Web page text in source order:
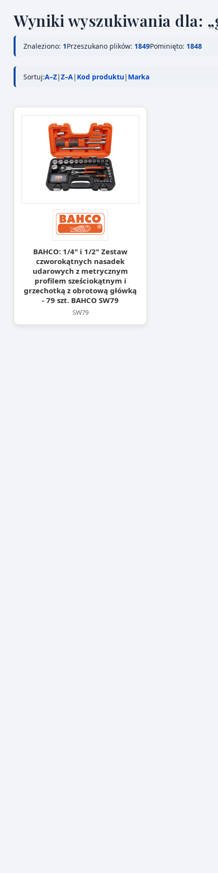
Wyniki wyszukiwania dla:
Znaleziono: 1Przeszukano plików: 1849Pominięto: 1848
Sortuj:A–Z|Z–A| Kod produktu| Marka
BAHCO: 1/4" i 1/2" Zestaw
czworokątnych nasadek
udarowych z metrycznym
profilem sześciokątnym i
grzechotką z obrotową główką
- 79 szt. BAHCO SW79
SW79